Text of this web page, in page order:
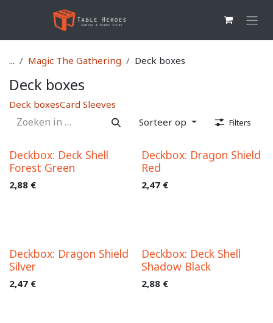
Overslaan naar inhoud
... Magic The Gathering Deck boxes
Deck boxes
Deck boxesCard Sleeves
Sorteer op
Filters
Deckbox: Deck Shell
Forest Green
2,88 €
Deckbox: Dragon Shield
Red
2,47€
Deckbox: Dragon Shield
Silver
2,47 €
Deckbox: Deck Shell
Shadow Black
2,88€